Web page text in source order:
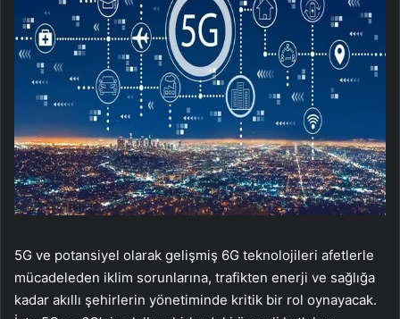
5G ve potansiyel olarak gelişmiş 6G teknolojileri afetlerle
mücadeleden iklim sorunlarına, trafikten enerji ve sağlığa
kadar akıllı şehirlerin yönetiminde kritik bir rol oynayacak.